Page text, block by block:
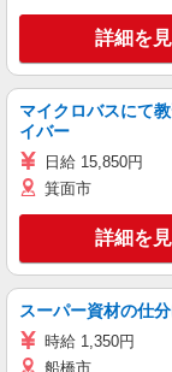
詳細を
マイクロバスにて
イバー
日給 15,850円
箕面市
詳細を
スーパー資材の仕
時給 1,350円
船橋市